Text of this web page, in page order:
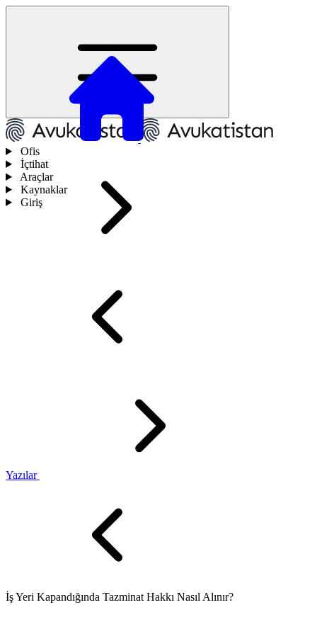
Ofis
İçtihat
Araçlar
Kaynaklar
Giriş
Yazılar
İş Yeri Kapandığında Tazminat Hakkı Nasıl Alınır?